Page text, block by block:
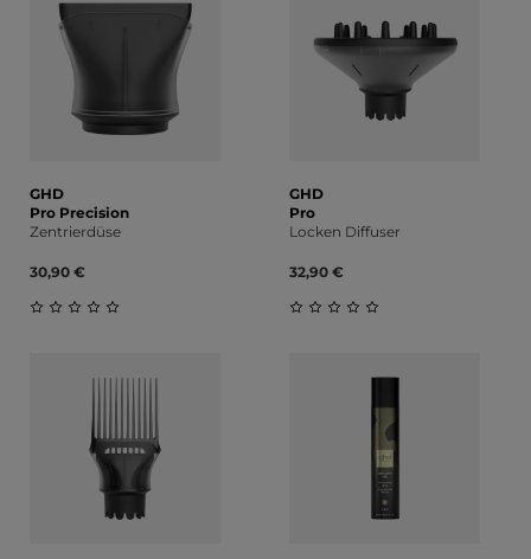
GHD
Pro Precision
Zentrierdüse
30,90 €
GHD
Pro
Locken Diffuser
32,90 €